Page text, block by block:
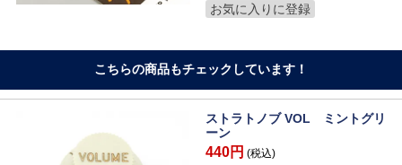
お気に入りに登録
こちらの商品もチェックしています！
ストラトノブ VOL ミントグリ
ーン
440円 (税込)